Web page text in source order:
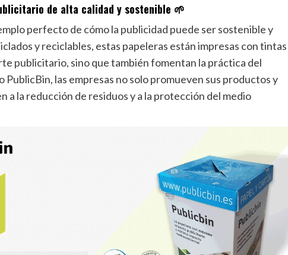
de alta calidad y sostenible 🌱
perfecto de cómo la publicidad puede ser sostenible y
y reciclables, estas papeleras están impresas con tintas
publicitario, sino que también fomentan la práctica del
PublicBin, las empresas no solo promueven sus productos y
a la reducción de residuos y a la protección del medio